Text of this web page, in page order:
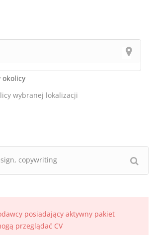
okolicy
wybranej lokalizacji
posiadający aktywny pakiet
przeglądać CV